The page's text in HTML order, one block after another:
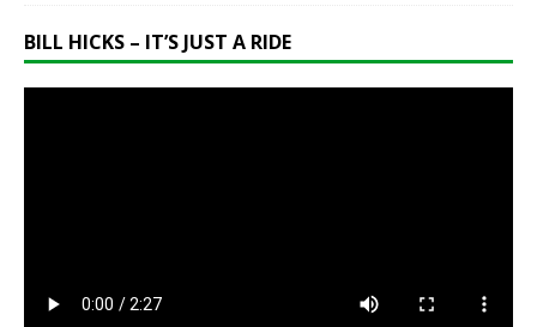
BILL HICKS – IT’S JUST A RIDE